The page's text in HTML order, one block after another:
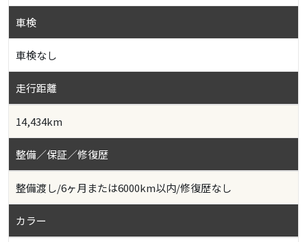
車検
車検なし
走行距離
14,434km
整備／保証／修復歴
整備渡し/6ヶ月または6000km以内/修復歴なし
カラー